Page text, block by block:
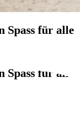
Spass für alle
Spass für alle